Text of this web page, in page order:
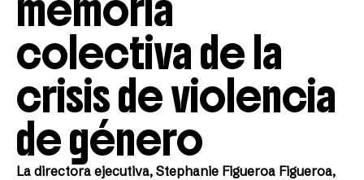
colectiva de la
crisis de violencia
de género
La directora ejecutiva, Stephanie Figueroa Figueroa,